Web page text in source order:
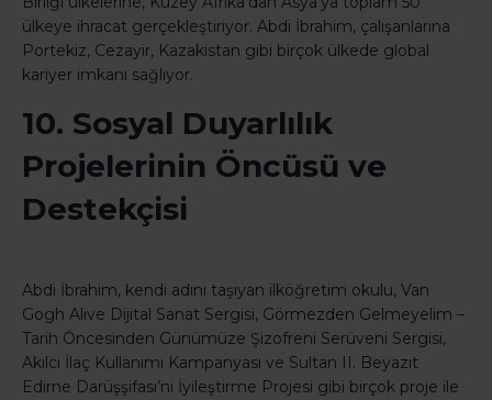
ülkeye ihracat gerçekleştiriyor. Abdi İbrahim, çalışanlarına
Portekiz, Cezayir, Kazakistan gibi birçok ülkede global
kariyer imkanı sağlıyor.
10. Sosyal Duyarlılık
Projelerinin Öncüsü ve
Destekçisi
Abdi İbrahim, kendi adını taşıyan ilköğretim okulu, Van
Gogh Alive Dijital Sanat Sergisi, Görmezden Gelmeyelim –
Tarih Öncesinden Günümüze Şizofreni Serüveni Sergisi,
Akılcı İlaç Kullanımı Kampanyası ve Sultan II. Beyazıt
Edirne Darüşşifası’nı İyileştirme Projesi gibi birçok proje ile